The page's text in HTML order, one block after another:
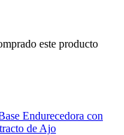
este producto